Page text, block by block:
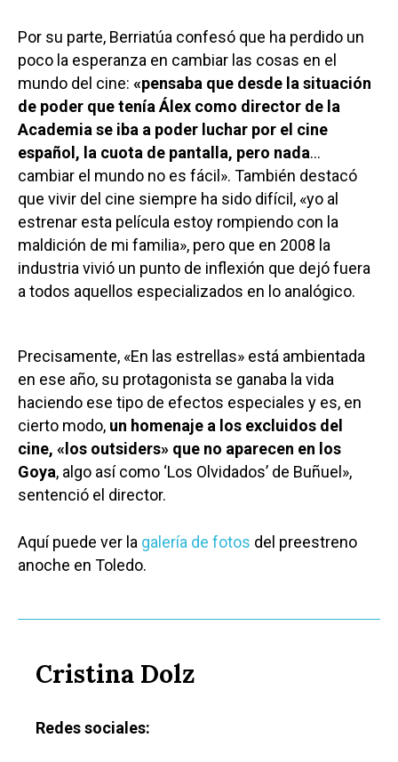
Por su parte, Berriatúa confesó que ha perdido un
poco la esperanza en cambiar las cosas en el
mundo del cine: «pensaba que desde la situación
de poder que tenía Álex como director de la
Academia se iba a poder luchar por el cine
español, la cuota de pantalla, pero nada…
cambiar el mundo no es fácil». También destacó
que vivir del cine siempre ha sido difícil, «yo al
estrenar esta película estoy rompiendo con la
maldición de mi familia», pero que en 2008 la
industria vivió un punto de inflexión que dejó fuera
a todos aquellos especializados en lo analógico.
Precisamente, «En las estrellas» está ambientada
en ese año, su protagonista se ganaba la vida
haciendo ese tipo de efectos especiales y es, en
cierto modo, un homenaje a los excluidos del
cine, «los outsiders» que no aparecen en los
Goya, algo así como ‘Los Olvidados’ de Buñuel»,
sentenció el director.
Aquí puede ver la galería de fotos del preestreno
anoche en Toledo.
Cristina Dolz
Redes sociales:
Castilla-La